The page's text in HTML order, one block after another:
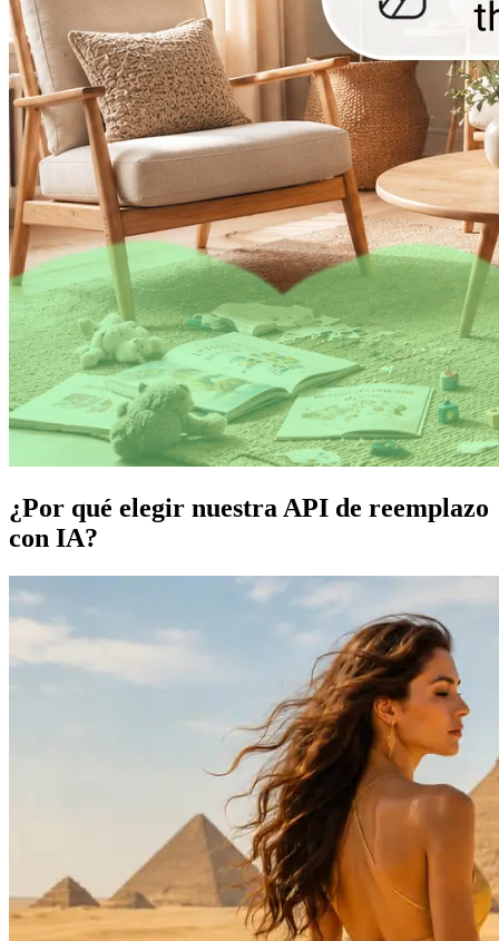
¿Por qué elegir nuestra API de reemplazo
con IA?